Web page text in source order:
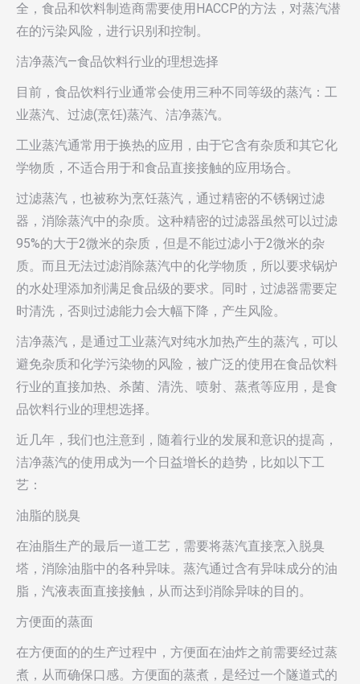
全，食品和饮料制造商需要使用HACCP的方法，对蒸汽潜
在的污染风险，进行识别和控制。
洁净蒸汽—食品饮料行业的理想选择
目前，食品饮料行业通常会使用三种不同等级的蒸汽：工
业蒸汽、过滤(烹饪)蒸汽、洁净蒸汽。
工业蒸汽通常用于换热的应用，由于它含有杂质和其它化
学物质，不适合用于和食品直接接触的应用场合。
过滤蒸汽，也被称为烹饪蒸汽，通过精密的不锈钢过滤
器，消除蒸汽中的杂质。这种精密的过滤器虽然可以过滤
95%的大于2微米的杂质，但是不能过滤小于2微米的杂
质。而且无法过滤消除蒸汽中的化学物质，所以要求锅炉
的水处理添加剂满足食品级的要求。同时，过滤器需要定
时清洗，否则过滤能力会大幅下降，产生风险。
洁净蒸汽，是通过工业蒸汽对纯水加热产生的蒸汽，可以
避免杂质和化学污染物的风险，被广泛的使用在食品饮料
行业的直接加热、杀菌、清洗、喷射、蒸煮等应用，是食
品饮料行业的理想选择。
近几年，我们也注意到，随着行业的发展和意识的提高，
洁净蒸汽的使用成为一个日益增长的趋势，比如以下工
艺：
油脂的脱臭
在油脂生产的最后一道工艺，需要将蒸汽直接烹入脱臭
塔，消除油脂中的各种异味。蒸汽通过含有异味成分的油
脂，汽液表面直接接触，从而达到消除异味的目的。
方便面的蒸面
在方便面的的生产过程中，方便面在油炸之前需要经过蒸
煮，从而确保口感。方便面的蒸煮，是经过一个隧道式的